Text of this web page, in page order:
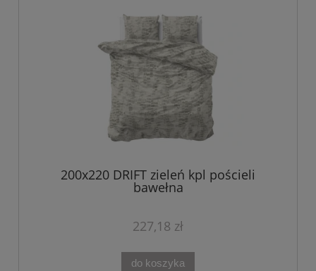
200x220 DRIFT zieleń kpl pościeli
bawełna
227,18 zł
do koszyka